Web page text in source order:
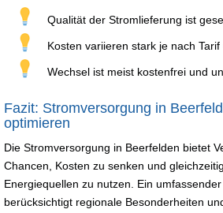
Qualität der Stromlieferung ist
Kosten variieren stark je nach
Wechsel ist meist kostenfrei und
Fazit: Stromversorgung in
optimieren
Die Stromversorgung in Beerfelden bietet
Chancen, Kosten zu senken und
Energiequellen zu nutzen. Ein umfassender
berücksichtigt regionale Besonderheiten